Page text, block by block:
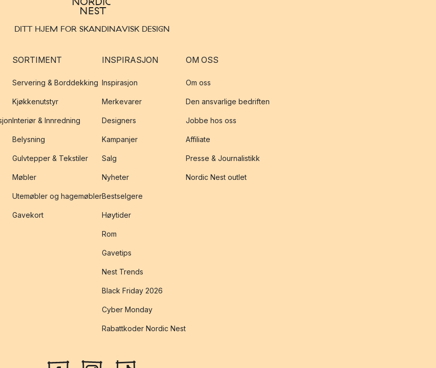
DITT HJEM FOR SKANDINAVISK DESIGN
SORTIMENT
Servering & Borddekking
Kjøkkenutstyr
Interiør & Innredning
Belysning
Gulvtepper & Tekstiler
Møbler
Utemøbler og hagemøbler
Gavekort
INSPIRASJON
Inspirasjon
Merkevarer
Designers
Kampanjer
Salg
Nyheter
Bestselgere
Høytider
Rom
Gavetips
Nest Trends
Black Friday 2026
Cyber Monday
Rabattkoder Nordic Nest
OM OSS
Om oss
Den ansvarlige bedriften
Jobbe hos oss
Affiliate
Presse & Journalistikk
Nordic Nest outlet